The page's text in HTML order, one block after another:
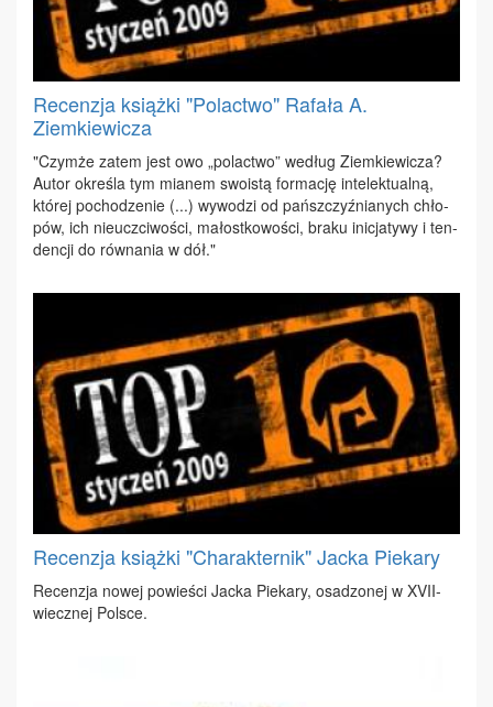
Recenzja książki "Polactwo" Rafała A.
Ziemkiewicza
"Czym­że za­tem jest owo „po­lac­two” we­dług Ziem­kie­wi­cza?
Au­tor okre­śla tym mia­nem swo­istą for­ma­cję in­te­lek­tu­al­ną,
któ­rej po­cho­dze­nie (...) wy­wo­dzi od pańsz­czyź­nia­nych chło­
pów, ich nie­uczci­wo­ści, ma­łost­ko­wo­ści, bra­ku ini­cja­ty­wy i ten­
den­cji do rów­na­nia w dół."
Recenzja książki "Charakternik" Jacka Piekary
Re­cen­zja no­wej po­wie­ści Jac­ka Pie­ka­ry, osa­dzo­nej w XVII-
wiecz­nej Pol­sce.